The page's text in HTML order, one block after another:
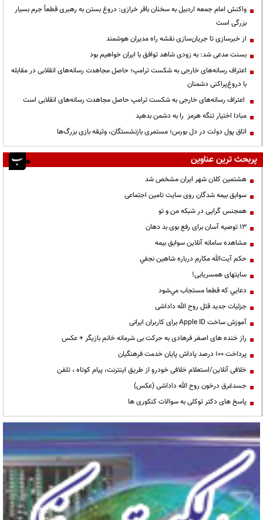
واکنش امام جمعه اردبیل به سخنان باقر خرازی: دروغ بستن به رهبری قطعاً جرم بسیار
بزرگی است
از خبرسازی تا جریان‌سازی نقشه راه مدیران هوشمند
بسنت مدعی شد: به زودی شاهد توافق با ایران خواهیم بود
اعتراف رسانه‌های خارجی به شکست ترامپ؛ حاصل مجاهدت رسانه‌های انقلابی در مقابله
با دروغ‌پراکنی دشمنان
اعتراف رسانه‌های خارجی به شکست ترامپ حاصل مجاهدت رسانه‌های انقلابی است
مبادا اختیار تنگه هرمز را به دشمن بدهید
اتاق پول دولت در دل بورس؛ مستمری بازنشستگان، وثیقه بازی بزرگ‌ها
پربحث ترین عناوین
هشتمین کلان شهر ایران مشخص شد
سوابق بیمه شدگان روی سایت تامین اجتماعی
همجنس گرایی در شبکه من و تو
13 توصیه آسان برای رفع بوی بد دهان
مشاهده سامانه آنلاين سوابق بیمه
حكم آيت‌الله مكارم درباره شاهين نجفي
سایتهای همسریابی!
دعايي كه قطعا مستجاب مي‌شود
جزئیات جدید قتل روح الله داداشی
آموزش ساخت Apple ID برای کاربران ایرانی
راز خنده های اصغر فرهادی به حرکت بی شرمانه خانم بازیگر + عکس
پرداخت ۱۰۰ درصد پاداش پایان خدمت فرهنگیان
خلافی آنلاین/استعلام خلافی خودرو از طریق اینترنت، پیام کوتاه ، تلفن
جسدغرق درخون روح الله داداشی (عکس)
پاسخ های دکتر توکلی به سوالات کنکوری ها